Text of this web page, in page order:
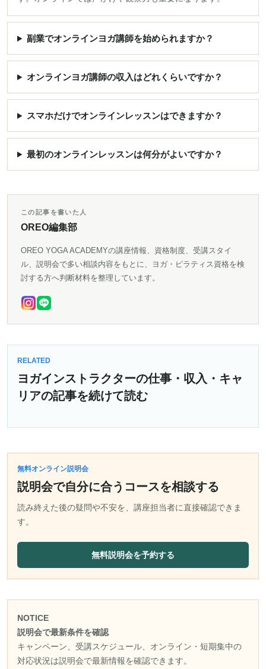
副業でオンラインヨガ講師を始められますか？
オンラインヨガ講師の収入はどれくらいですか？
スマホだけでオンラインレッスンはできますか？
最初のオンラインレッスンは何分がよいですか？
この記事を書いた人
OREO編集部
OREO YOGA ACADEMYの講座情報、資格制度、受講スタイ
ル、説明会で多い相談内容をもとに、ヨガ・ピラティス資格を検
討する方へ判断材料を整理しています。
RELATED
ヨガインストラクターの仕事・収入・キャ
リアの記事を続けて読む
無料オンライン説明会
説明会で自分に合うコースを相談する
読み終えた後の疑問や不安を、講座担当者に直接確認できま
す。
無料説明会を予約する
NOTICE
説明会で最新条件を確認
キャンペーン、受講スケジュール、オンライン・短期集中の
対応状況は説明会で最新情報を確認できます。